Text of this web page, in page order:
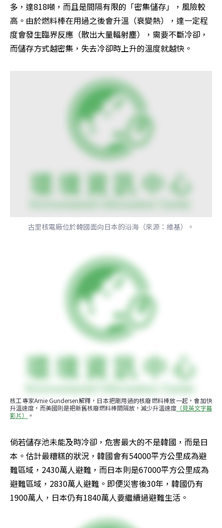
多，達818噸，而且是間隔有限的「密集儲存」，風險較
高。由於燃料棒在用過之後會升溫（衰變熱），達一定程
度會發生臨界反應（散出大量輻射塵），需要不斷冷卻，
而儲存方式越密集，失去冷卻時上升的溫度就越快。
古里核電廠位於韓國面向日本的沿海（來源：維基）。
核工專家Arnie Gundersen解釋，日本把剛用過的核廢燃料棒放一起，會加快
升溫速度，而美國則是把新舊核廢燃料棒間隔放，減少升溫速度 （見英文字幕
影片）
。
倘若儲存池未能及時冷卻，危害最大的不是韓國，而是日
本。估計最糟糕的狀況，韓國會有54000平方公里成為避
難區域，2430萬人避難，而日本則是67000平方公里成為
避難區域，2830萬人避難。即便災害後30年，韓國仍有
1900萬人，日本仍有1840萬人要繼續過避難生活。